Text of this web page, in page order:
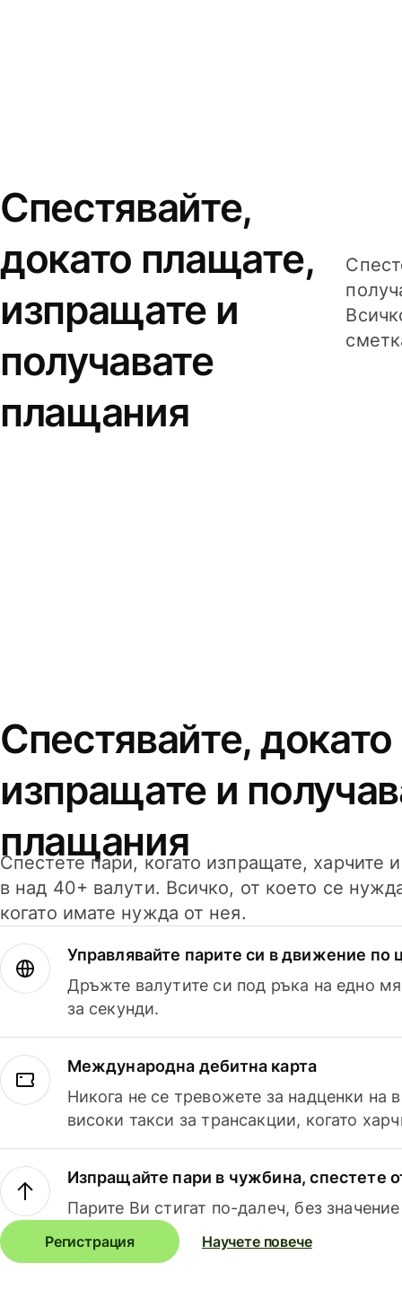
Спестявайте,
докато плащате,
изпращате и
получавате
плащания
Спестявайте,
изпращате и
плащания
Спестете пари, когато изпращате, харчите
в над 40+ валути. Всичко, от което се
когато имате нужда от нея.
Управлявайте парите си в движение по
Дръжте валутите си под ръка на едно
за секунди.
Международна дебитна карта
Никога не се тревожете за надценки на
високи такси за трансакции, когато
Изпращайте пари в чужбина, спестете
Парите Ви стигат по-далеч, без
Регистрация Научете повече